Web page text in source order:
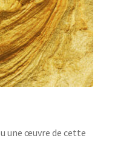
une œuvre de cette